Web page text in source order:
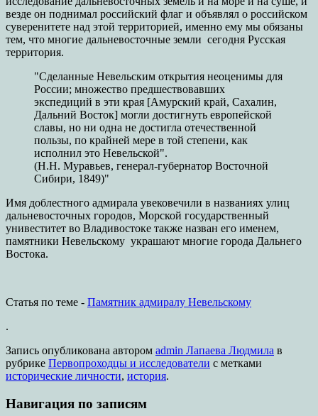
везде он поднимал российский флаг и объявлял о российском
суверенитете над этой территорией, именно ему мы обязаны
тем, что многие дальневосточные земли сегодня Русская
территория.
"Сделанные Невельским открытия неоценимы для
России; множество предшествовавших
экспедиций в эти края [Амурский край, Сахалин,
Дальний Восток] могли достигнуть европейской
славы, но ни одна не достигла отечественной
пользы, по крайней мере в той степени, как
исполнил это Невельской".
(Н.Н. Муравьев, генерал-губернатор Восточной
Сибири, 1849)"
Имя доблестного адмирала увековечили в названиях улиц
дальневосточных городов, Морской государственный
унивеститет во Владивостоке также назван его именем,
памятники Невельскому украшают многие города Дальнего
Востока.
Статья по теме - Памятник адмиралу Невельскому
.
Запись опубликована автором admin Лапаева Людмила в
рубрике Первопроходцы и исследователи с метками
исторические личности, история.
Навигация по записям